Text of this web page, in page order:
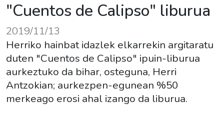
"Cuentos de Calipso" liburua
2019/11/13
Herriko hainbat idazlek elkarrekin argitaratu
duten "Cuentos de Calipso" ipuin-liburua
aurkeztuko da bihar, osteguna, Herri
Antzokian; aurkezpen-egunean %50
merkeago erosi ahal izango da liburua.